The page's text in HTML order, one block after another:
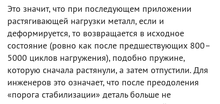
Это значит, что при последующем приложении
растягивающей нагрузки металл, если и
деформируется, то возвращается в исходное
состояние (ровно как после предшествующих 800–
5000 циклов нагружения), подобно пружине,
которую сначала растянули, а затем отпустили. Для
инженеров это означает, что после преодоления
«порога стабилизации» деталь больше не